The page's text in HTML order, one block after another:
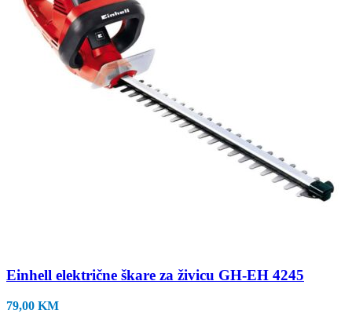
Einhell električne škare za živicu GH-EH 4245
79,00 KM